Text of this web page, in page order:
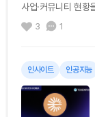
사업·커뮤니티 현
젝트들의 목소리를
3 1
인사이트 인공지능